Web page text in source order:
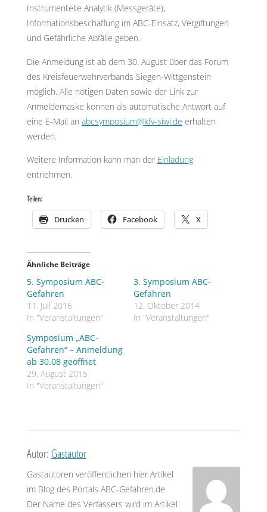
Instrumentelle Analytik (Messgeräte),
Informationsbeschaffung im ABC-Einsatz, Vergiftungen
und Gefährliche Abfälle geben.
Die Anmeldung ist ab dem 30. August über das Forum
des Kreisfeuerwehrverbands Siegen-Wittgenstein
möglich. Alle nötigen Daten sowie der Link zur
Anmeldemaske können als automatische Antwort auf
eine E-Mail an abcsymposium@kfv-siwi.de erhalten
werden.
Weitere Information kann man der Einladung
entnehmen.
Teilen:
Drucken Facebook X
Ähnliche Beiträge
5. Symposium ABC-
Gefahren
11. Juli 2016
In "Veranstaltungen"
3. Symposium ABC-
Gefahren
12. Oktober 2014
In "Veranstaltungen"
Symposium „ABC-
Gefahren“ – Anmeldung
ab 30.08 geöffnet
29. August 2015
In "Veranstaltungen"
Autor: Gastautor
Gastautoren veröffentlichen hier Artikel
im Blog des Portals ABC-Gefahren.de
Der Name des Verfassers wird im Artikel